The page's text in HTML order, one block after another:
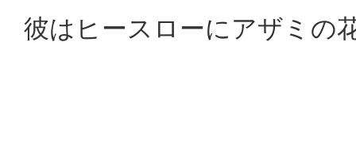
彼はヒースローにアザミの